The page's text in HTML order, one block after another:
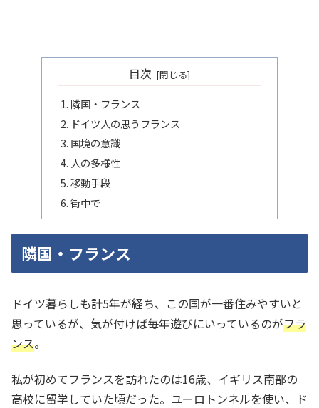
目次
隣国・フランス
ドイツ人の思うフランス
国境の意識
人の多様性
移動手段
街中で
隣国・フランス
ドイツ暮らしも計5年が経ち、この国が一番住みやすいと
思っているが、気が付けば毎年遊びにいっているのがフラ
ンス。
私が初めてフランスを訪れたのは16歳、イギリス南部の
高校に留学していた頃だった。ユーロトンネルを使い、ド